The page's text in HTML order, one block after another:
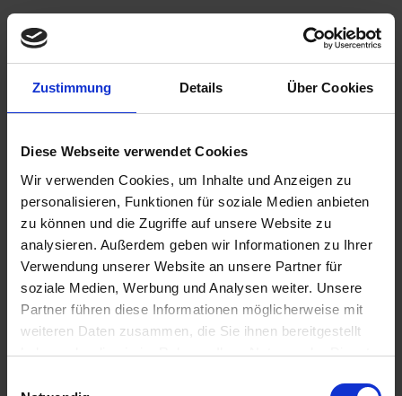
Zustimmung Details Über Cookies
Diese Webseite verwendet Cookies
Wir verwenden Cookies, um Inhalte und Anzeigen zu
personalisieren, Funktionen für soziale Medien anbieten
zu können und die Zugriffe auf unsere Website zu
analysieren. Außerdem geben wir Informationen zu Ihrer
Verwendung unserer Website an unsere Partner für
soziale Medien, Werbung und Analysen weiter. Unsere
Partner führen diese Informationen möglicherweise mit
weiteren Daten zusammen, die Sie ihnen bereitgestellt
haben oder die sie im Rahmen Ihrer Nutzung der Dienste
1.198,00 €
inkl. ges. USt.,zzgl. Versandkosten
Deutschlands
In den Warenkorb
Merken Bewerten
Artikel Nr.: 1100062
Beschreibung